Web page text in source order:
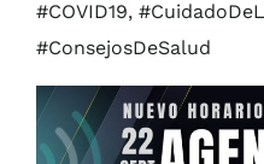
#COVID19,
#ConsejosDeSalud